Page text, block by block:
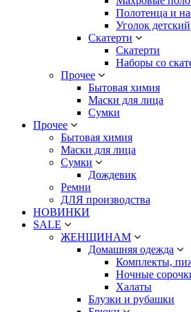
Полотенца и
Уголок детский
Скатерти
Скатерти
Наборы со
Прочее
Бытовая химия
Маски для лица
Сумки
Прочее
Бытовая химия
Маски для лица
Сумки
Дождевик
Ремни
ДЛЯ производства
НОВИНКИ
SALE
ЖЕНЩИНАМ
Домашняя одежда
Комплекты,
Ночные
Халаты
Блузки и рубашки